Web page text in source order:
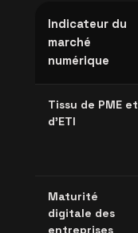
Indicateur du
marché
numérique
Tissu de PME et
d'ETI
Maturité
digitale des
entreprises